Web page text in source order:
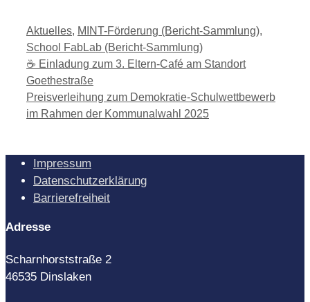
Kategorien
Aktuelles, MINT-Förderung (Bericht-Sammlung),
School FabLab (Bericht-Sammlung)
☕ Einladung zum 3. Eltern-Café am Standort
Goethestraße
Preisverleihung zum Demokratie-Schulwettbewerb
im Rahmen der Kommunalwahl 2025
Impressum
Datenschutzerklärung
Barrierefreiheit
Adresse
Scharnhorststraße 2
46535 Dinslaken